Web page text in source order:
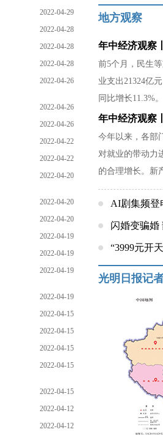
2022-04-29
2022-04-28
2022-04-28
2022-04-28
2022-04-26
2022-04-26
2022-04-26
2022-04-22
2022-04-22
2022-04-20
2022-04-20
2022-04-20
2022-04-19
2022-04-19
2022-04-19
2022-04-19
2022-04-15
2022-04-15
2022-04-15
2022-04-15
2022-04-15
2022-04-12
2022-04-12
地方观察
年中经济观察
前5个月，民生
业支出21324亿
同比增长11.3%。
年中经济观察
今年以来，各部
对就业的带动力
的合理增长。新
能水平也提出了
AI剧集频登
闪婚变骗婚
“3999元开
光明日报记